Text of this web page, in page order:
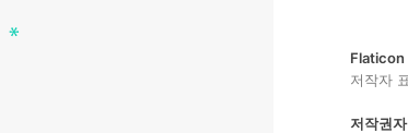
Flaticon
저작자
저작권